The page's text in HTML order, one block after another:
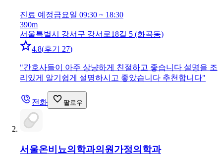
진료 예정금요일 09:30 ~ 18:30
390m
서울특별시 강서구 강서로18길 5 (화곡동)
4.8(후기 27)
"간호사들이 아주 상냥하게 친절하고 좋습니다 설명을 조
리있게 알기쉽게 설명하시고 좋았습니다 추천합니다"
전화 팔로우
서울온비뇨의학과의원 가정의학과